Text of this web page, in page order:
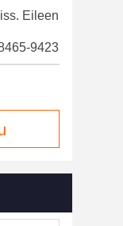
Eileen
9423